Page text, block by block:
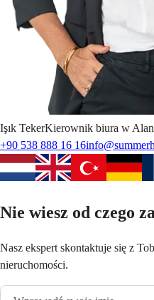
Işık TekerKierownik biura w
+90 538 888 16 16
Nie wiesz od czego
Nasz ekspert skontaktuje się z
nieruchomości.